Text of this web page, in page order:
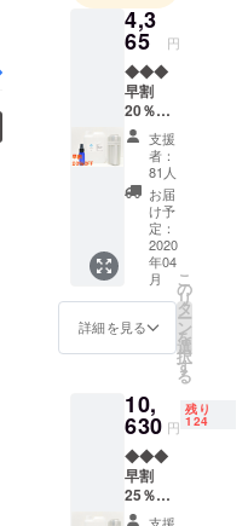
4,3
65 円
◆◆◆
早割
20％OF
Fセッ
ト ※送
料無料
◆◆◆
【内
容】 ・
Virus
End（
ウイル
ス・
ジ・エ
ン
1,000ml
・
Lattice
（小型
超音波
加湿
器）：1
支援
者：
81人
お届
け予
定：
2020
年04
月
詳細を見る
こ
の
リ
タ
ー
ン
を
選
択
す
る
10,
630 円
残り
124
◆◆◆
早割
25％OF
F【200
支援